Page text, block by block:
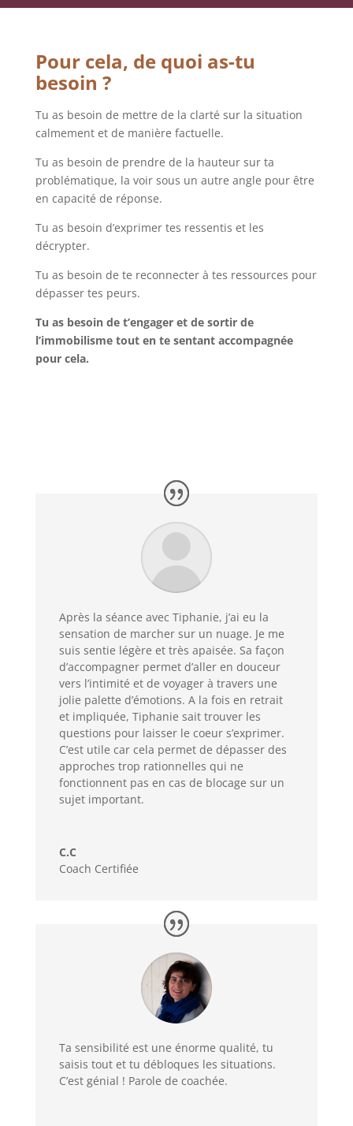
Pour cela, de quoi as-tu
besoin ?
Tu as besoin de mettre de la clarté sur la situation
calmement et de manière factuelle.
Tu as besoin de prendre de la hauteur sur ta
problématique, la voir sous un autre angle pour être
en capacité de réponse.
Tu as besoin d’exprimer tes ressentis et les
décrypter.
Tu as besoin de te reconnecter à tes ressources pour
dépasser tes peurs.
Tu as besoin de t’engager et de sortir de
l’immobilisme tout en te sentant accompagnée
pour cela.
Après la séance avec Tiphanie, j’ai eu la
sensation de marcher sur un nuage. Je me
suis sentie légère et très apaisée. Sa façon
d’accompagner permet d’aller en douceur
vers l’intimité et de voyager à travers une
jolie palette d’émotions. A la fois en retrait
et impliquée, Tiphanie sait trouver les
questions pour laisser le coeur s’exprimer.
C’est utile car cela permet de dépasser des
approches trop rationnelles qui ne
fonctionnent pas en cas de blocage sur un
sujet important.
C.C
Coach Certifiée
Ta sensibilité est une énorme qualité, tu
saisis tout et tu débloques les situations.
C’est génial ! Parole de coachée.